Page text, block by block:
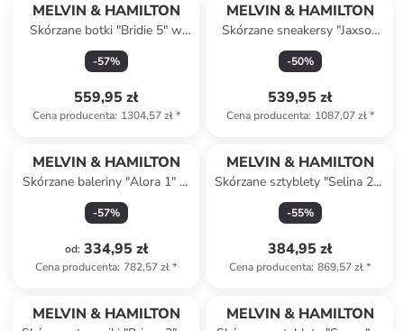
MELVIN & HAMILTON
Skórzane botki "Bridie 5" w
kolorze czarnym
-57%
559,95 zł
Cena producenta: 1304,57 zł*
MELVIN & HAMILTON
Skórzane sneakersy "Jaxson
3" w kolorze granatowo-
białym
-50%
539,95 zł
Cena producenta: 1087,07 zł*
MELVIN & HAMILTON
Skórzane baleriny "Alora 1" w
kolorze brązowym
-57%
od: 334,95 zł
Cena producenta: 782,57 zł*
MELVIN & HAMILTON
Skórzane sztyblety "Selina 29"
w kolorze czarno-czerwonym
-55%
384,95 zł
Cena producenta: 869,57 zł*
MELVIN & HAMILTON MELVIN & HAMILTON